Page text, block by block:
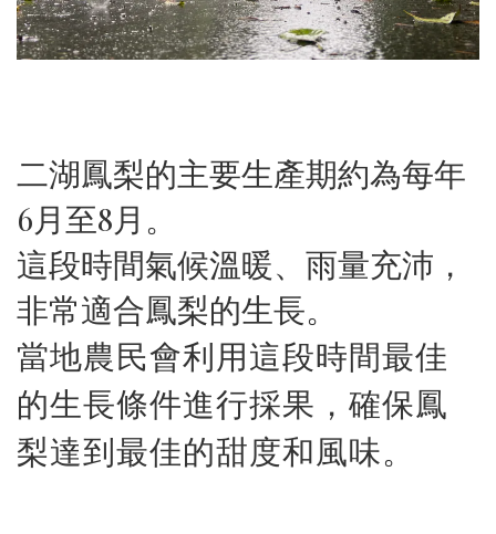
二湖鳳梨的主要生產期約為每年
6月至8月。
這段時間氣候溫暖、雨量充沛，
非常適合鳳梨的生長。
當地農民會利用這段時間最佳
的生長條件進行採果，確保鳳
梨達到最佳的甜度和風味。